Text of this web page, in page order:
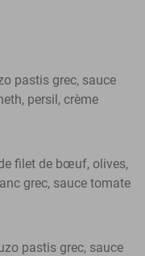
pastis grec, sauce
persil, crème
filet de bœuf, olives,
grec, sauce tomate
pastis grec, sauce